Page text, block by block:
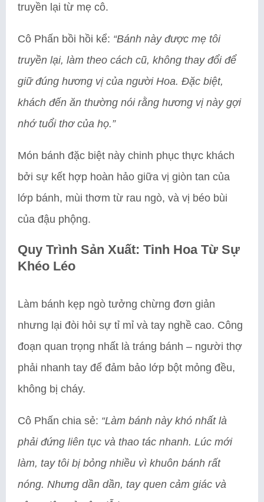
truyền lại từ mẹ cô.
Cô Phấn bồi hồi kể: “Bánh này được mẹ tôi
truyền lại, làm theo cách cũ, không thay đổi để
giữ đúng hương vị của người Hoa. Đặc biệt,
khách đến ăn thường nói rằng hương vị này gợi
nhớ tuổi thơ của họ.”
Món bánh đặc biệt này chinh phục thực khách
bởi sự kết hợp hoàn hảo giữa vị giòn tan của
lớp bánh, mùi thơm từ rau ngò, và vị béo bùi
của đậu phộng.
Quy Trình Sản Xuất: Tinh Hoa Từ Sự
Khéo Léo
Làm bánh kẹp ngò tưởng chừng đơn giản
nhưng lại đòi hỏi sự tỉ mỉ và tay nghề cao. Công
đoạn quan trọng nhất là tráng bánh – người thợ
phải nhanh tay để đảm bảo lớp bột mỏng đều,
không bị cháy.
Cô Phấn chia sẻ: “Làm bánh này khó nhất là
phải đứng liên tục và thao tác nhanh. Lúc mới
làm, tay tôi bị bỏng nhiều vì khuôn bánh rất
nóng. Nhưng dần dần, tay quen cảm giác và